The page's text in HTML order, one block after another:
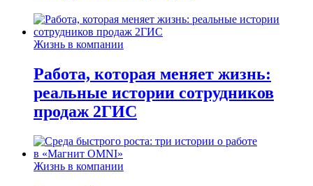
Жизнь в компании
Работа, которая меняет жизнь:
реальные истории сотрудников
продаж 2ГИС
Жизнь в компании